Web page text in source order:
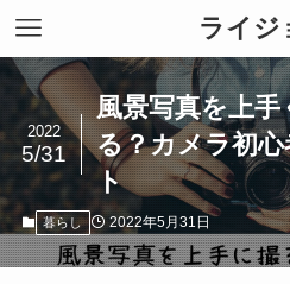
ライジ
風景写真を上
る？カメラ初
ト
2022
5/31
暮らし 2022年5月31日